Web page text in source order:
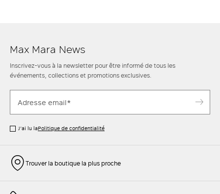
Max Mara News
Inscrivez-vous à la newsletter pour être informé de tous les
événements, collections et promotions exclusives.
J’ai lu laPolitique de confidentialité
Trouver la boutique la plus proche